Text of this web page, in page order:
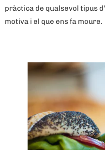
pràctica de qualsevol tipus
motiva i el que ens fa moure.